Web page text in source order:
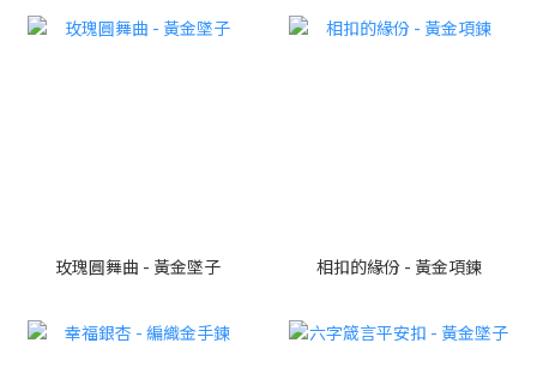
玫瑰圓舞曲 - 黃金墜子 相扣的緣份 - 黃金項鍊